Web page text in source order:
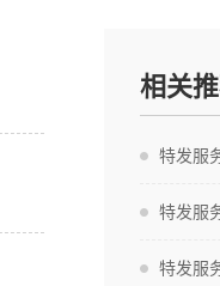
相关
特发服
特发服
特发服